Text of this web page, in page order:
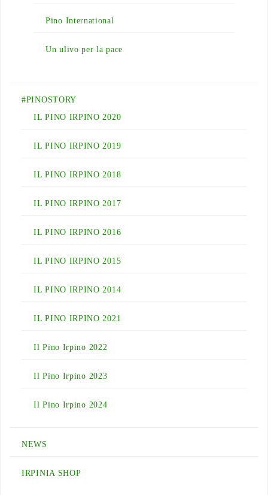
Pino International
Un ulivo per la pace
#PINOSTORY
IL PINO IRPINO 2020
IL PINO IRPINO 2019
IL PINO IRPINO 2018
IL PINO IRPINO 2017
IL PINO IRPINO 2016
IL PINO IRPINO 2015
IL PINO IRPINO 2014
IL PINO IRPINO 2021
Il Pino Irpino 2022
Il Pino Irpino 2023
Il Pino Irpino 2024
NEWS
IRPINIA SHOP